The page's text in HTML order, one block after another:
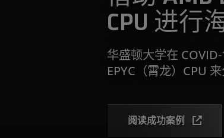
CPU 进行
华盛顿大学在
EPYC（霄龙）CPU
阅读成功案例